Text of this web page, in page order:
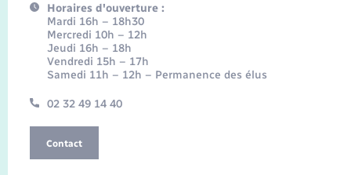
Horaires d'ouverture :
Mardi 16h – 18h30
Mercredi 10h – 12h
Jeudi 16h – 18h
Vendredi 15h – 17h
Samedi 11h – 12h – Permanence des élus
02 32 49 14 40
Contact